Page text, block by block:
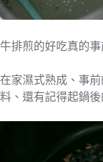
牛排煎的好吃真的
在家濕式熟成、事
料、還有記得起鍋後